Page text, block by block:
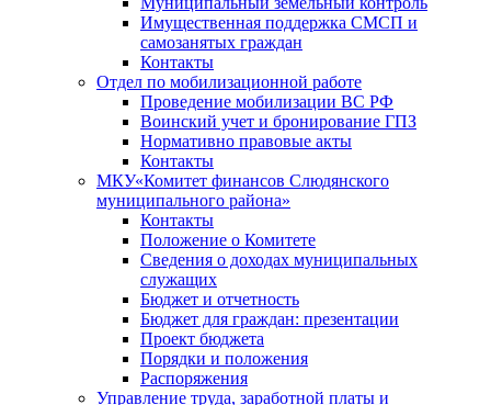
Имущественная поддержка СМСП и
самозанятых граждан
Контакты
Отдел по мобилизационной работе
Проведение мобилизации ВС РФ
Воинский учет и бронирование ГПЗ
Нормативно правовые акты
Контакты
МКУ«Комитет финансов Слюдянского
муниципального района»
Контакты
Положение о Комитете
Сведения о доходах муниципальных
служащих
Бюджет и отчетность
Бюджет для граждан: презентации
Проект бюджета
Порядки и положения
Распоряжения
Управление труда, заработной платы и